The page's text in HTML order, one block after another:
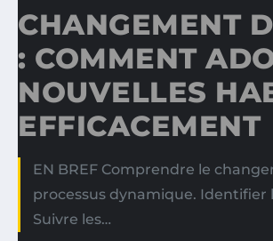
CHANGEMENT
: COMMENT
NOUVELLES
EFFICACEMENT
EN BREF Comprendre le
processus dynamique.
Suivre les…